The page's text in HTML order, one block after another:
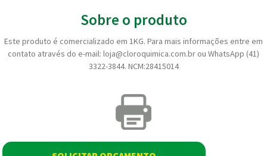
Sobre o produto
Este produto é comercializado em 1KG. Para mais informações entre em
contato através do e-mail: loja@cloroquimica.com.br ou WhatsApp (41)
3322-3844. NCM:28415014